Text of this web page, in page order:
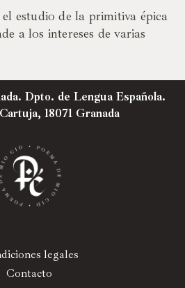
estudio de la primitiva épica
a los intereses de varias
Dpto. de Lengua Española.
18071 Granada
legales
Contacto